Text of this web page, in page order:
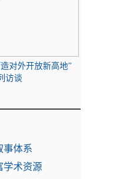
对外开放新高地”
访谈
事体系
学术资源